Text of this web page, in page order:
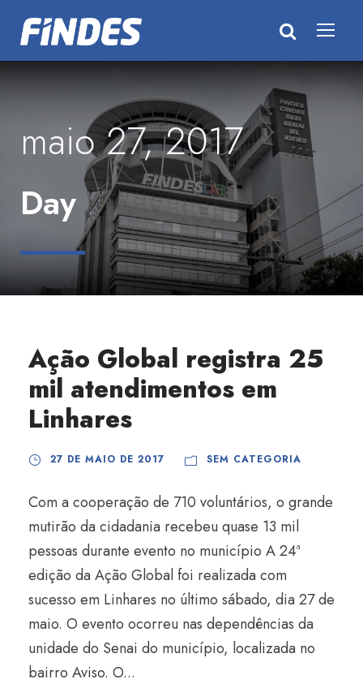
maio 27, 2017
Day
Ação Global registra 25
mil atendimentos em
Linhares
27 DE MAIO DE 2017 SEM CATEGORIA
Com a cooperação de 710 voluntários, o grande
mutirão da cidadania recebeu quase 13 mil
pessoas durante evento no município A 24ª
edição da Ação Global foi realizada com
sucesso em Linhares no último sábado, dia 27 de
maio. O evento ocorreu nas dependências da
unidade do Senai do município, localizada no
bairro Aviso. O...